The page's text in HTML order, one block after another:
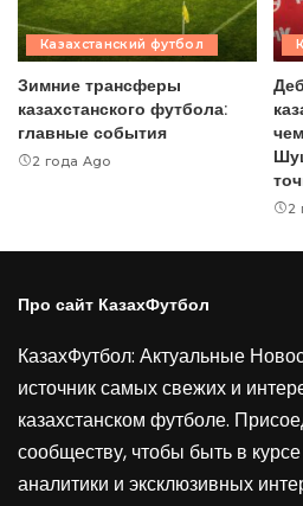
Казахстанский футбол
Зимние трансферы
казахстанского футбола:
главные события
2 года Ago
2
Про сайт КазахФутбол
КазахФутбол: Актуальные
источник самых свежих и
казахстанском футболе.
сообществу, чтобы быть в
аналитики и эксклюзивных